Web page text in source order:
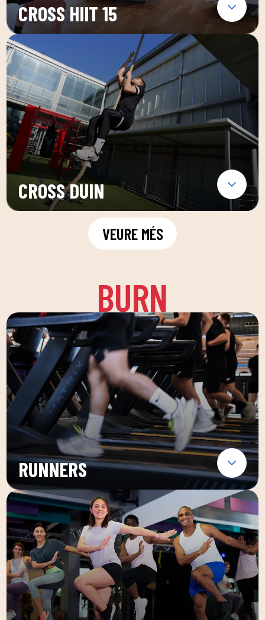
CROSS HIIT 15
CROSS DUIN
VEURE MÉS
BURN
RUNNERS